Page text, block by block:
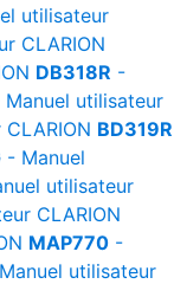
utilisateur
CLARION
DB318R -
Manuel utilisateur
CLARION BD319R
- Manuel
utilisateur
CLARION
MAP770 -
utilisateur